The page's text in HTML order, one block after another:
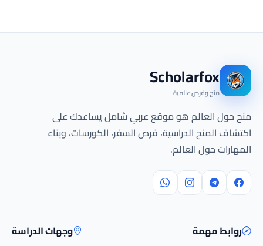
Scholarfox
منح وفرص عالمية
منح حول العالم هو موقع عربي شامل يساعدك على
اكتشاف المنح الدراسية، فرص السفر، الكورسات، وبناء
المهارات حول العالم.
روابط مهمة
وجهات الدراسة